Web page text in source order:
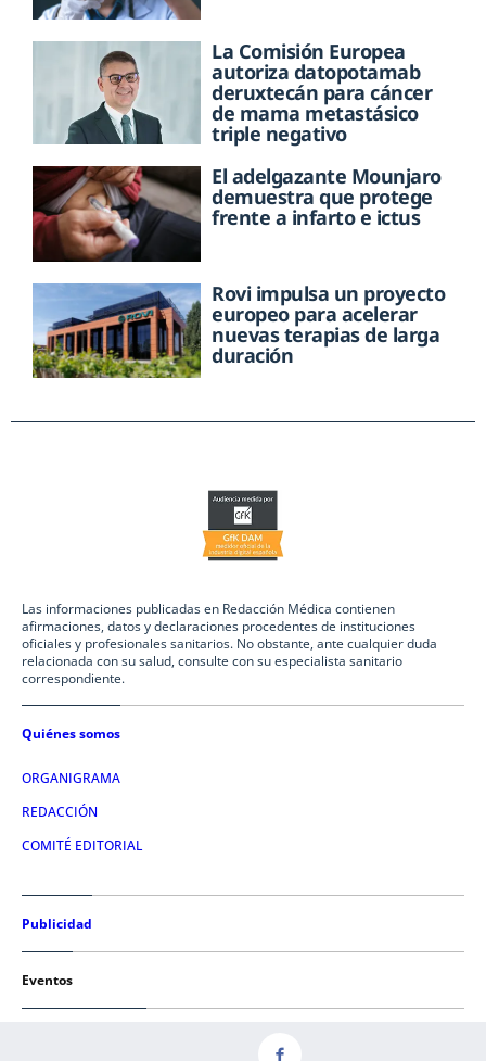
La Comisión Europea
autoriza datopotamab
deruxtecán para cáncer
de mama metastásico
triple negativo
El adelgazante Mounjaro
demuestra que protege
frente a infarto e ictus
Rovi impulsa un proyecto
europeo para acelerar
nuevas terapias de larga
duración
Las informaciones publicadas en Redacción Médica contienen
afirmaciones, datos y declaraciones procedentes de instituciones
oficiales y profesionales sanitarios. No obstante, ante cualquier duda
relacionada con su salud, consulte con su especialista sanitario
correspondiente.
Quiénes somos
ORGANIGRAMA
REDACCIÓN
COMITÉ EDITORIAL
Publicidad
Eventos